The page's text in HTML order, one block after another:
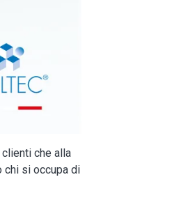
che alla
chi si occupa di